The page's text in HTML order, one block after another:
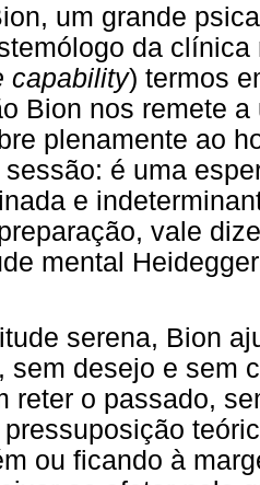
um grande
da
capability) termos
Bion nos remete
plenamente ao
sessão: é uma
e
vale
mental
serena, Bion
sem desejo e sem
reter o passado,
ou ficando à